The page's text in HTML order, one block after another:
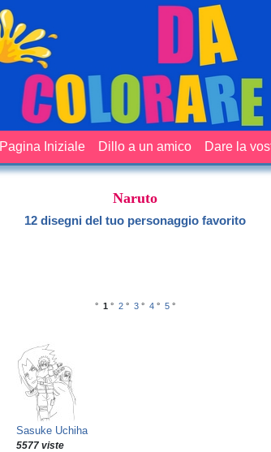
Pagina Iniziale Dillo a un amico Dare la
Naruto
12 disegni del tuo personaggio favorito
° 1 ° 2° 3° 4° 5°
Sasuke Uchiha
5577 viste